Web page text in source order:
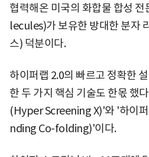
협력해온 미국의 화합물 합성
lecules)가 보유한 방대한 분자
스) 덕분이다.
하이퍼랩 2.0의 빠르고 정확한
한 두 가지 핵심 기술도 한몫 했
(Hyper Screening X)'와 '하이
nding Co-folding)'이다.